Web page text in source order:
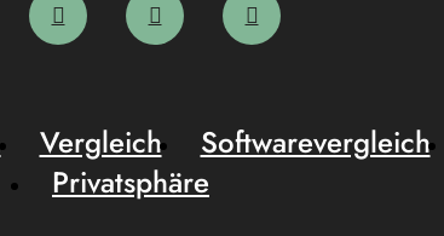
Vergleich Softwarevergleich
Privatsphäre